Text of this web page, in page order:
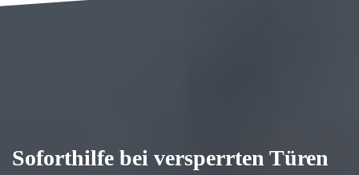
Soforthilfe bei versperrten Türen